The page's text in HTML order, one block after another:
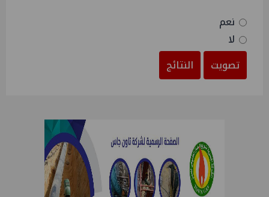
نعم
لا
تصويت
النتائج